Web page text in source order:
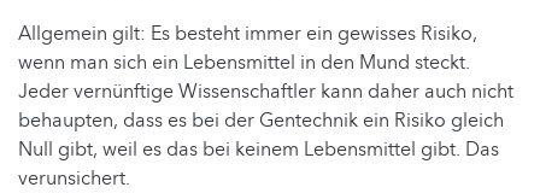
Allgemein gilt: Es besteht immer ein gewisses Risiko,
wenn man sich ein Lebensmittel in den Mund steckt.
Jeder vernünftige Wissenschaftler kann daher auch nicht
behaupten, dass es bei der Gentechnik ein Risiko gleich
Null gibt, weil es das bei keinem Lebensmittel gibt. Das
verunsichert.